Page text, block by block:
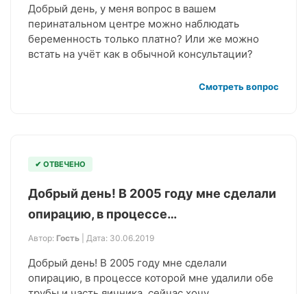
Добрый день, у меня вопрос в вашем
перинатальном центре можно наблюдать
беременность только платно? Или же можно
встать на учёт как в обычной консультации?
Смотреть вопрос
✔ ОТВЕЧЕНО
Добрый день! В 2005 году мне сделали
опирацию, в процессе…
Автор: Гость | Дата: 30.06.2019
Добрый день! В 2005 году мне сделали
опирацию, в процессе которой мне удалили обе